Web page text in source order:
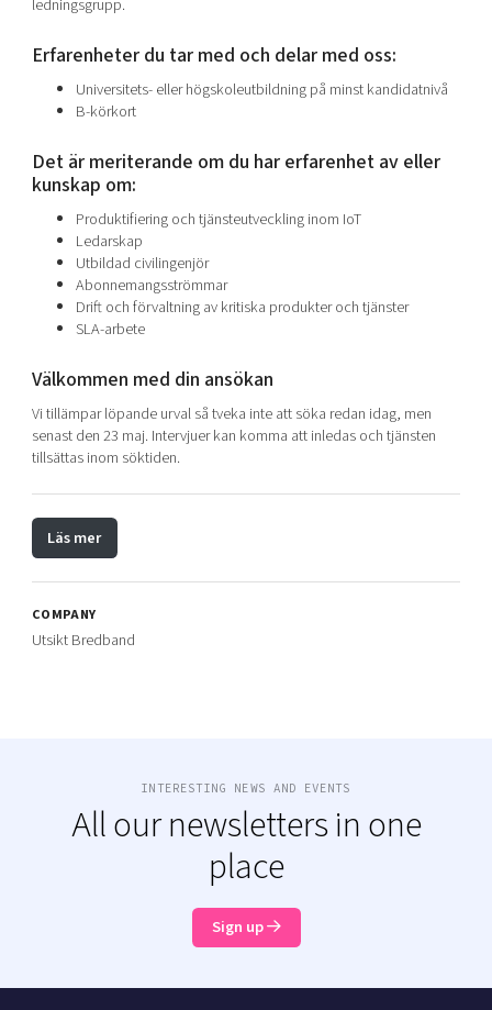
ledningsgrupp.
Erfarenheter du tar med och delar med oss:
Universitets- eller högskoleutbildning på minst kandidatnivå
B-körkort
Det är meriterande om du har erfarenhet av eller
kunskap om:
Produktifiering och tjänsteutveckling inom IoT
Ledarskap
Utbildad civilingenjör
Abonnemangsströmmar
Drift och förvaltning av kritiska produkter och tjänster
SLA-arbete
Välkommen med din ansökan
Vi tillämpar löpande urval så tveka inte att söka redan idag, men
senast den 23 maj. Intervjuer kan komma att inledas och tjänsten
tillsättas inom söktiden.
Läs mer
COMPANY
Utsikt Bredband
INTERESTING NEWS AND EVENTS
All our newsletters in one
place
Sign up